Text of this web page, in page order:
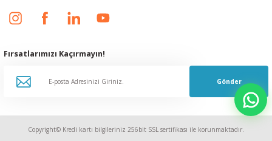
Fırsatlarımızı Kaçırmayın!
Gönder
Copyright© Kredi kartı bilgileriniz 256bit SSL sertifikası ile korunmaktadır.